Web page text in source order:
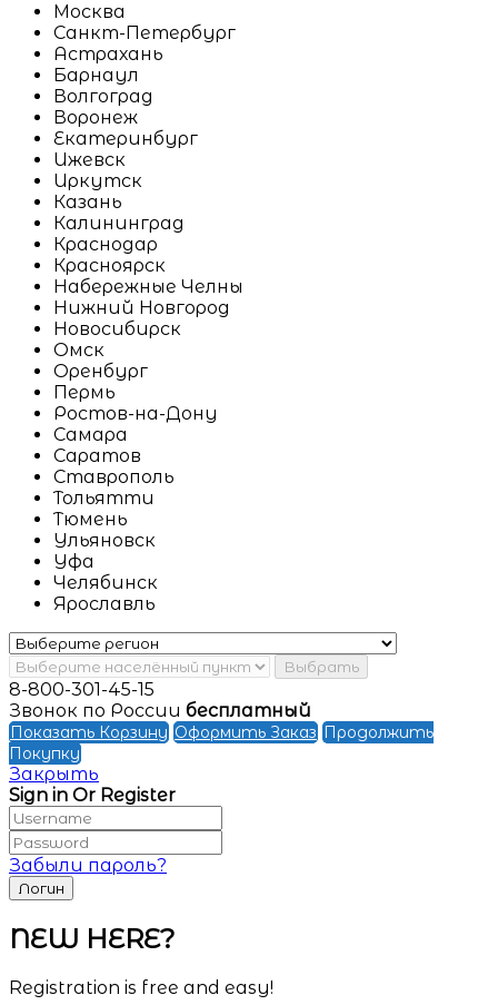
Москва
Санкт-Петербург
Астрахань
Барнаул
Волгоград
Воронеж
Екатеринбург
Ижевск
Иркутск
Казань
Калининград
Краснодар
Красноярск
Набережные Челны
Нижний Новгород
Новосибирск
Омск
Оренбург
Пермь
Ростов-на-Дону
Самара
Саратов
Ставрополь
Тольятти
Тюмень
Ульяновск
Уфа
Челябинск
Ярославль
Выбрать
8-800-301-45-15
Звонок по России бесплатный
Показать Корзину Оформить Заказ Продолжить
Покупку
Закрыть
Sign in Or Register
Забыли пароль?
NEW HERE?
Registration is free and easy!